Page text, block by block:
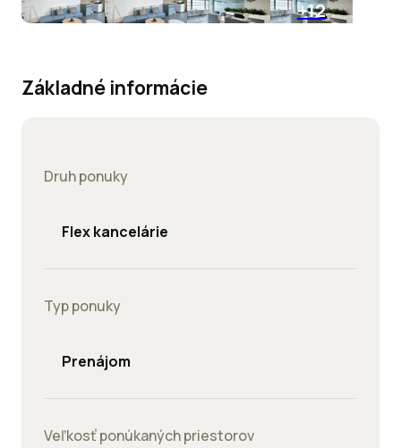
+12
Základné informácie
Druh ponuky
Flex kancelárie
Typ ponuky
Prenájom
Veľkosť ponúkaných priestorov